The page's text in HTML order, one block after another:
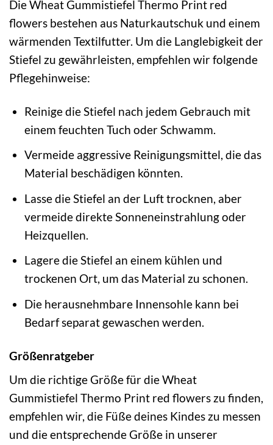
Die Wheat Gummistiefel Thermo Print red
flowers bestehen aus Naturkautschuk und einem
wärmenden Textilfutter. Um die Langlebigkeit der
Stiefel zu gewährleisten, empfehlen wir folgende
Pflegehinweise:
Reinige die Stiefel nach jedem Gebrauch mit
einem feuchten Tuch oder Schwamm.
Vermeide aggressive Reinigungsmittel, die das
Material beschädigen könnten.
Lasse die Stiefel an der Luft trocknen, aber
vermeide direkte Sonneneinstrahlung oder
Heizquellen.
Lagere die Stiefel an einem kühlen und
trockenen Ort, um das Material zu schonen.
Die herausnehmbare Innensohle kann bei
Bedarf separat gewaschen werden.
Größenratgeber
Um die richtige Größe für die Wheat
Gummistiefel Thermo Print red flowers zu finden,
empfehlen wir, die Füße deines Kindes zu messen
und die entsprechende Größe in unserer